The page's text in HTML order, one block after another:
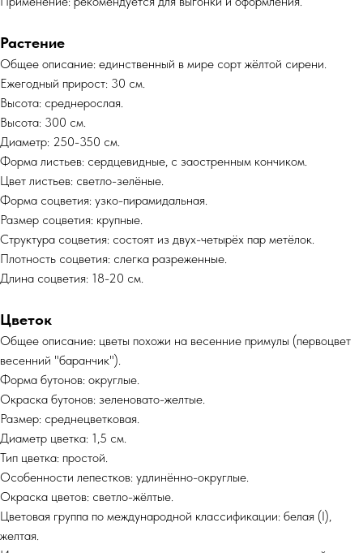
Растение
Общее описание: единственный в мире сорт жёлтой сирени.
Ежегодный прирост: 30 см.
Высота: среднерослая.
Высота: 300 см.
Диаметр: 250-350 см.
Форма листьев: сердцевидные, с заостренным кончиком.
Цвет листьев: светло-зелёные.
Форма соцветия: узко-пирамидальная.
Размер соцветия: крупные.
Структура соцветия: состоят из двух-четырёх пар метёлок.
Плотность соцветия: слегка разреженные.
Длина соцветия: 18-20 см.
Цветок
Общее описание: цветы похожи на весенние примулы (первоцвет
весенний "баранчик").
Форма бутонов: округлые.
Окраска бутонов: зеленовато-желтые.
Размер: среднецветковая.
Диаметр цветка: 1,5 см.
Тип цветка: простой.
Особенности лепестков: удлинённо-округлые.
Окраска цветов: светло-жёлтые.
Цветовая группа по международной классификации: белая (I),
желтая.